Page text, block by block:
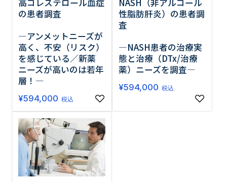
高コレステロール血症
の患者調査
―アンメットニーズが
高く、不安（リスク）
を感じている／新薬
ニーズが高いのは若年
層！―
¥594,000 税込
NASH（非アルコール
性脂肪肝炎）の患者調
査
―NASH患者の治療実
態と治療（DTx/治療
薬）ニーズを調査―
¥594,000 税込